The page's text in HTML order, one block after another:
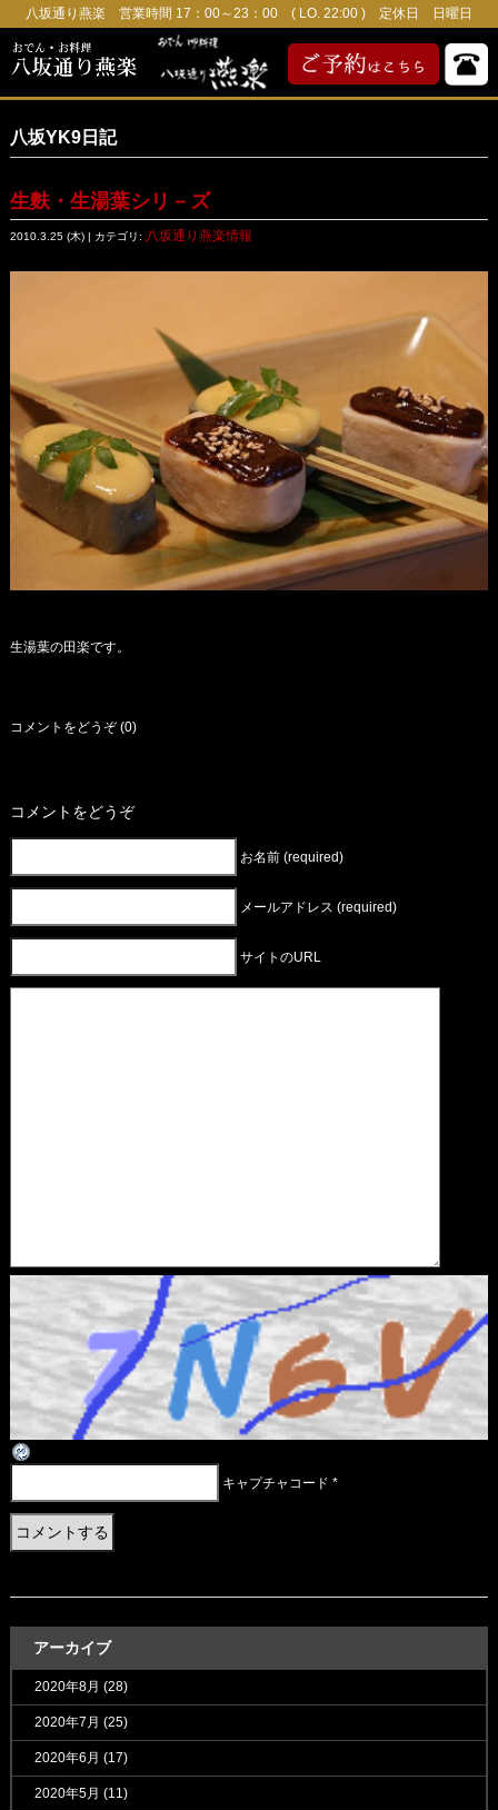
八坂通り燕楽 営業時間 17：00～23：00 ( LO. 22:00 ) 定休日 日曜日
八坂YK9日記
生麩・生湯葉シリ－ズ
2010.3.25 (木) | カテゴリ: 八坂通り燕楽情報
生湯葉の田楽です。
コメントをどうぞ (0)
コメントをどうぞ
お名前 (required)
メールアドレス (required)
サイトのURL
キャプチャコード *
アーカイブ
2020年8月 (28)
2020年7月 (25)
2020年6月 (17)
2020年5月 (11)